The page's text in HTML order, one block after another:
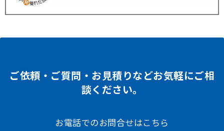
ご依頼・ご質問・お見積りなどお気軽にご相
談ください。
お電話でのお問合せはこちら